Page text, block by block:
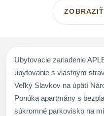
Ubytovacie zariadenie
ubytovanie s vlastným
Veľký Slavkov na úpätí
Ponúka apartmány s
súkromné parkovisko na